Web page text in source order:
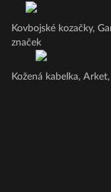
Kovbojské kozačky,
značek
Kožená kabelka,